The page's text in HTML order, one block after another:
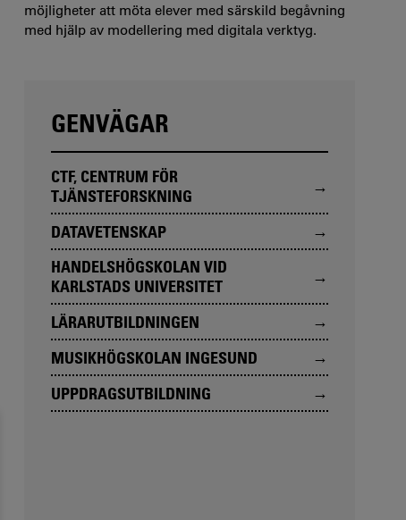
möjligheter att möta elever med särskild begåvning
med hjälp av modellering med digitala verktyg.
GENVÄGAR
CTF, CENTRUM FÖR
TJÄNSTEFORSKNING
DATAVETENSKAP
HANDELSHÖGSKOLAN VID
KARLSTADS UNIVERSITET
LÄRARUTBILDNINGEN
MUSIKHÖGSKOLAN INGESUND
UPPDRAGSUTBILDNING